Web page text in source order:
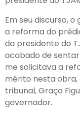
Em seu discurso,
a reforma do
da presidente do
acabado de
me solicitava a
mérito nesta obra,
tribunal, Graça
governador.